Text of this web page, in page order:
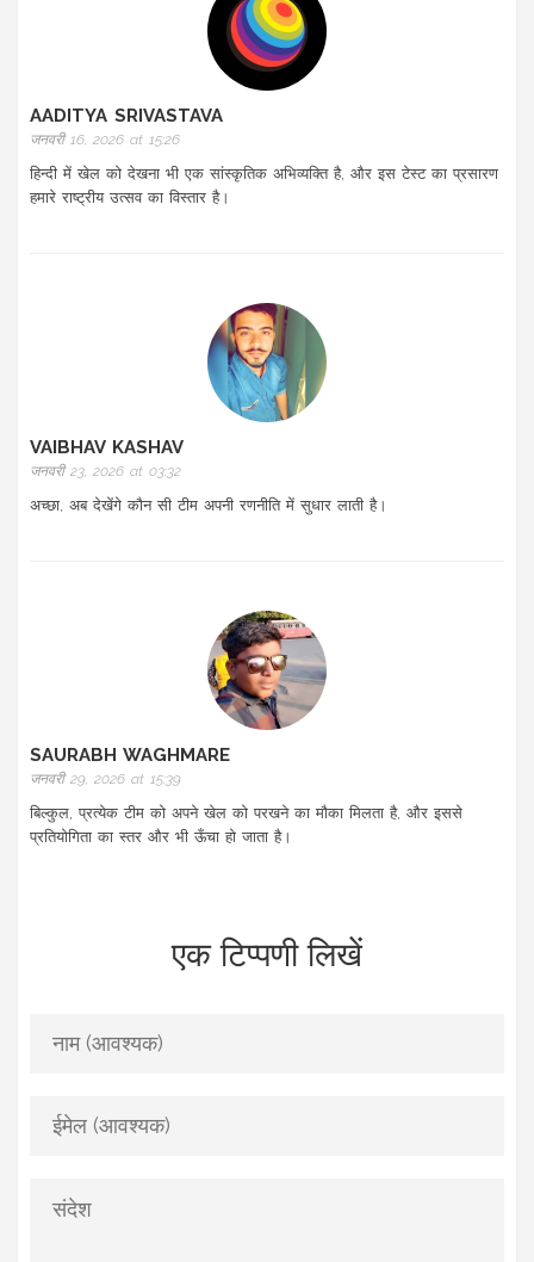
AADITYA SRIVASTAVA
जनवरी 16, 2026 at 15:26
हिन्दी में खेल को देखना भी एक सांस्कृतिक अभिव्यक्ति है, और इस टेस्ट का प्रसारण
हमारे राष्ट्रीय उत्सव का विस्तार है।
VAIBHAV KASHAV
जनवरी 23, 2026 at 03:32
अच्छा, अब देखेंगे कौन सी टीम अपनी रणनीति में सुधार लाती है।
SAURABH WAGHMARE
जनवरी 29, 2026 at 15:39
बिल्कुल, प्रत्येक टीम को अपने खेल को परखने का मौका मिलता है, और इससे
प्रतियोगिता का स्तर और भी ऊँचा हो जाता है।
एक टिप्पणी लिखें